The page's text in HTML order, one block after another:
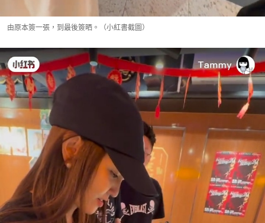
由原本簽一張，到最後簽晒。（小紅書截圖）